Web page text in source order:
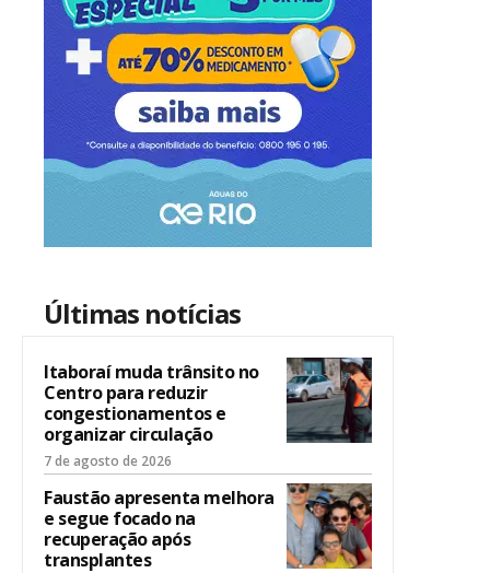
Últimas notícias
Itaboraí muda trânsito no
Centro para reduzir
congestionamentos e
organizar circulação
7 de agosto de 2026
Faustão apresenta melhora
e segue focado na
recuperação após
transplantes